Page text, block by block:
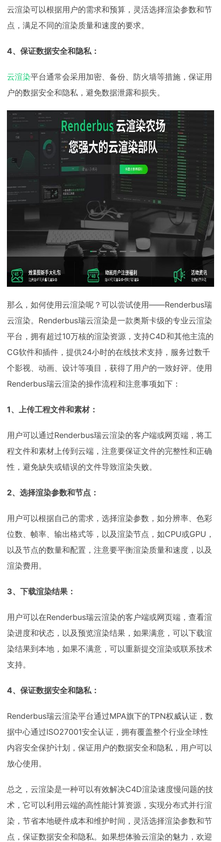
云渲染可以根据用户的需求和预算，灵活选择渲染参数和节
点，满足不同的渲染质量和速度的要求。
4、保证数据安全和隐私：
云渲染平台通常会采用加密、备份、防火墙等措施，保证用
户的数据安全和隐私，避免数据泄露和损失。
那么，如何使用云渲染呢？可以尝试使用——Renderbus瑞
云渲染。Renderbus瑞云渲染是一款奥斯卡级的专业云渲染
平台，拥有超过10万核的渲染资源，支持C4D和其他主流的
CG软件和插件，提供24小时的在线技术支持，服务过数千
个影视、动画、设计等项目，获得了用户的一致好评。使用
Renderbus瑞云渲染的操作流程和注意事项如下：
1、上传工程文件和素材：
用户可以通过Renderbus瑞云渲染的客户端或网页端，将工
程文件和素材上传到云端，注意要保证文件的完整性和正确
性，避免缺失或错误的文件导致渲染失败。
2、选择渲染参数和节点：
用户可以根据自己的需求，选择渲染参数，如分辨率、色彩
位数、帧率、输出格式等，以及渲染节点，如CPU或GPU，
以及节点的数量和配置，注意要平衡渲染质量和速度，以及
渲染费用。
3、下载渲染结果：
用户可以在Renderbus瑞云渲染的客户端或网页端，查看渲
染进度和状态，以及预览渲染结果，如果满意，可以下载渲
染结果到本地，如果不满意，可以重新提交渲染或联系技术
支持。
4、保证数据安全和隐私：
Renderbus瑞云渲染平台通过MPA旗下的TPN权威认证，数
据中心通过ISO27001安全认证，拥有覆盖整个行业全球性
内容安全保护计划，保证用户的数据安全和隐私，用户可以
放心使用。
总之，云渲染是一种可以有效解决C4D渲染速度慢问题的技
术，它可以利用云端的高性能计算资源，实现分布式并行渲
染，节省本地硬件成本和维护时间，灵活选择渲染参数和节
点，保证数据安全和隐私。如果想体验云渲染的魅力，欢迎